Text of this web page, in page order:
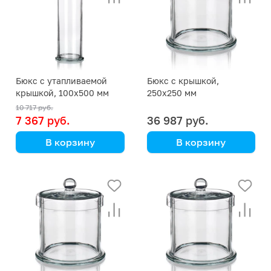
Бюкс с утапливаемой
крышкой, 100х500 мм
10 717 руб.
7 367 руб.
В корзину
(Кат. № 2709/NT/632
416 151 050) (Simax)
Бюкс с крышкой,
250х250 мм
36 987 руб.
В корзину
(Кат. № 2708/632 416
132 525) (Simax)